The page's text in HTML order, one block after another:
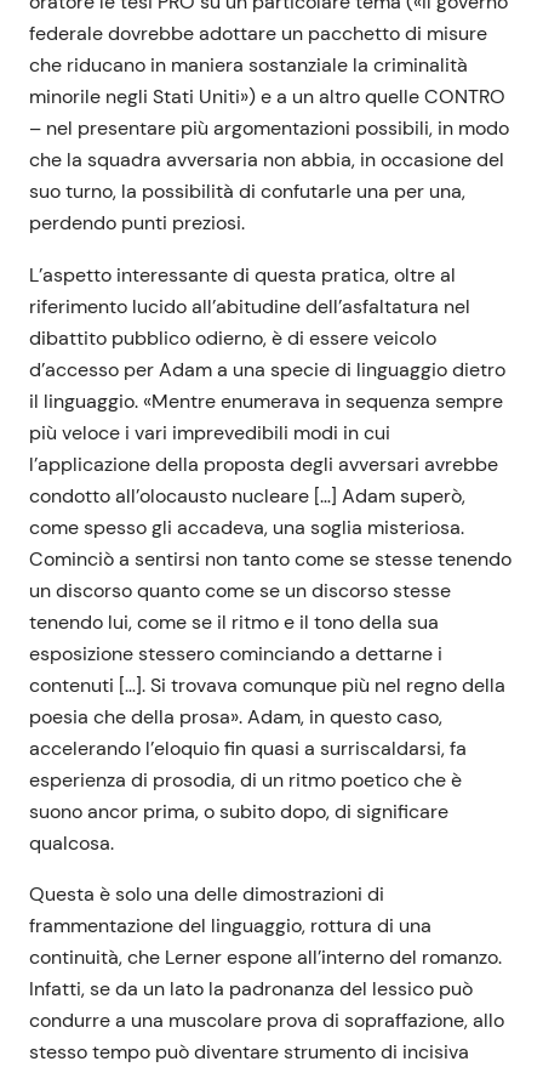
federale dovrebbe adottare un pacchetto di misure
che riducano in maniera sostanziale la criminalità
minorile negli Stati Uniti») e a un altro quelle CONTRO
– nel presentare più argomentazioni possibili, in modo
che la squadra avversaria non abbia, in occasione del
suo turno, la possibilità di confutarle una per una,
perdendo punti preziosi.
L’aspetto interessante di questa pratica, oltre al
riferimento lucido all’abitudine dell’asfaltatura nel
dibattito pubblico odierno, è di essere veicolo
d’accesso per Adam a una specie di linguaggio dietro
il linguaggio. «Mentre enumerava in sequenza sempre
più veloce i vari imprevedibili modi in cui
l’applicazione della proposta degli avversari avrebbe
condotto all’olocausto nucleare […] Adam superò,
come spesso gli accadeva, una soglia misteriosa.
Cominciò a sentirsi non tanto come se stesse tenendo
un discorso quanto come se un discorso stesse
tenendo lui, come se il ritmo e il tono della sua
esposizione stessero cominciando a dettarne i
contenuti […]. Si trovava comunque più nel regno della
poesia che della prosa». Adam, in questo caso,
accelerando l’eloquio fin quasi a surriscaldarsi, fa
esperienza di prosodia, di un ritmo poetico che è
suono ancor prima, o subito dopo, di significare
qualcosa.
Questa è solo una delle dimostrazioni di
frammentazione del linguaggio, rottura di una
continuità, che Lerner espone all’interno del romanzo.
Infatti, se da un lato la padronanza del lessico può
condurre a una muscolare prova di sopraffazione, allo
stesso tempo può diventare strumento di incisiva